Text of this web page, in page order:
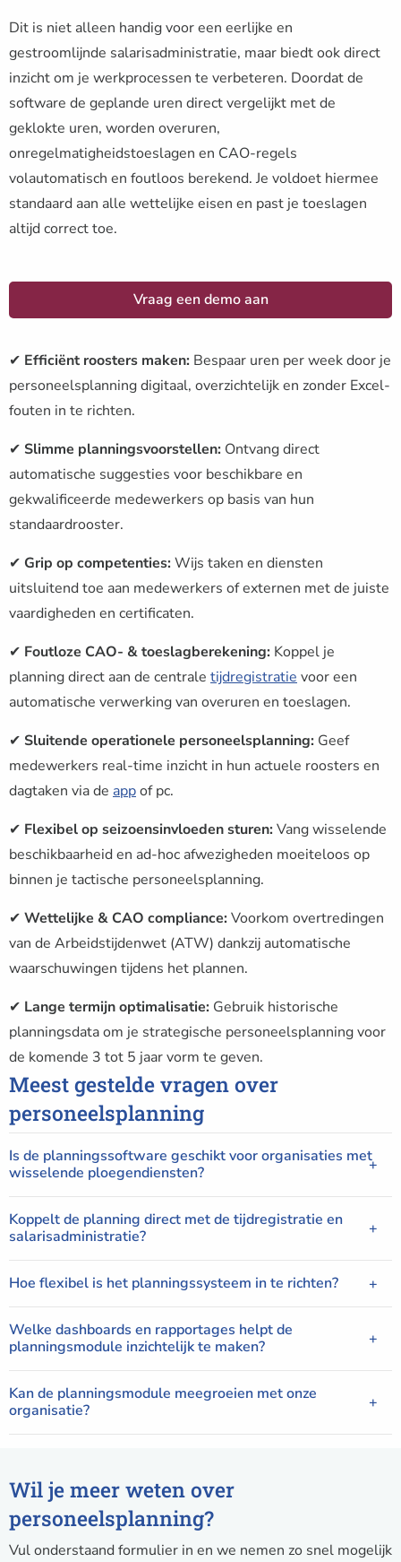
Dit is niet alleen handig voor een eerlijke en
gestroomlijnde salarisadministratie, maar biedt ook direct
inzicht om je werkprocessen te verbeteren. Doordat de
software de geplande uren direct vergelijkt met de
geklokte uren, worden overuren,
onregelmatigheidstoeslagen en CAO-regels
volautomatisch en foutloos berekend. Je voldoet hiermee
standaard aan alle wettelijke eisen en past je toeslagen
altijd correct toe.
Vraag een demo aan
✔ Efficiënt roosters maken: Bespaar uren per week door je
personeelsplanning digitaal, overzichtelijk en zonder Excel-
fouten in te richten.
✔ Slimme planningsvoorstellen: Ontvang direct
automatische suggesties voor beschikbare en
gekwalificeerde medewerkers op basis van hun
standaardrooster.
✔ Grip op competenties: Wijs taken en diensten
uitsluitend toe aan medewerkers of externen met de juiste
vaardigheden en certificaten.
✔ Foutloze CAO- & toeslagberekening: Koppel je
planning direct aan de centrale tijdregistratie voor een
automatische verwerking van overuren en toeslagen.
✔ Sluitende operationele personeelsplanning: Geef
medewerkers real-time inzicht in hun actuele roosters en
dagtaken via de appof pc.
✔ Flexibel op seizoensinvloeden sturen: Vang wisselende
beschikbaarheid en ad-hoc afwezigheden moeiteloos op
binnen je tactische personeelsplanning.
✔ Wettelijke & CAO compliance: Voorkom overtredingen
van de Arbeidstijdenwet (ATW) dankzij automatische
waarschuwingen tijdens het plannen.
✔ Lange termijn optimalisatie: Gebruik historische
planningsdata om je strategische personeelsplanning voor
de komende 3 tot 5 jaar vorm te geven.
Meest gestelde vragen over
personeelsplanning
Is de planningssoftware geschikt voor organisaties met
wisselende ploegendiensten?
Koppelt de planning direct met de tijdregistratie en
salarisadministratie?
Hoe flexibel is het planningssysteem in te richten?
Welke dashboards en rapportages helpt de
planningsmodule inzichtelijk te maken?
Kan de planningsmodule meegroeien met onze
organisatie?
Wil je meer weten over
personeelsplanning?
Vul onderstaand formulier in en we nemen zo snel mogelijk